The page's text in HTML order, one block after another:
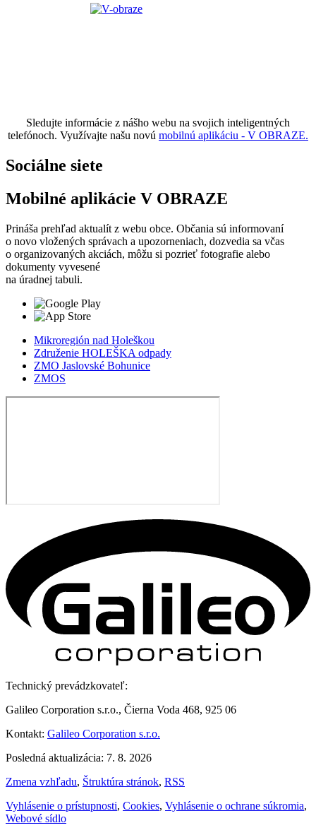
Sledujte informácie z nášho webu na svojich inteligentných
telefónoch. Využívajte našu novú mobilnú aplikáciu - V OBRAZE.
Sociálne siete
Mobilné aplikácie V OBRAZE
Prináša prehľad aktualít z webu obce. Občania sú informovaní
o novo vložených správach a upozorneniach, dozvedia sa včas
o organizovaných akciách, môžu si pozrieť fotografie alebo
dokumenty vyvesené
na úradnej tabuli.
Mikroregión nad Holeškou
Združenie HOLEŠKA odpady
ZMO Jaslovské Bohunice
ZMOS
Technický prevádzkovateľ:
Galileo Corporation s.r.o., Čierna Voda 468, 925 06
Kontakt: Galileo Corporation s.r.o.
Posledná aktualizácia: 7. 8. 2026
Zmena vzhľadu, Štruktúra stránok, RSS
Vyhlásenie o prístupnosti, Cookies, Vyhlásenie o ochrane súkromia,
Webové sídlo